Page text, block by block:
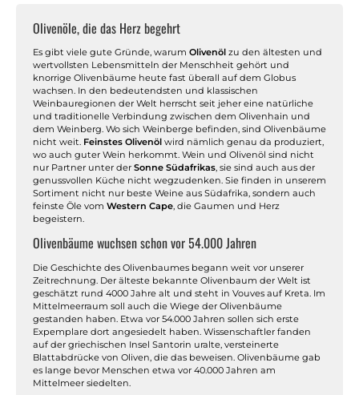
Olivenöle, die das Herz begehrt
Es gibt viele gute Gründe, warum Olivenöl zu den ältesten und
wertvollsten Lebensmitteln der Menschheit gehört und
knorrige Olivenbäume heute fast überall auf dem Globus
wachsen. In den bedeutendsten und klassischen
Weinbauregionen der Welt herrscht seit jeher eine natürliche
und traditionelle Verbindung zwischen dem Olivenhain und
dem Weinberg. Wo sich Weinberge befinden, sind Olivenbäume
nicht weit. Feinstes Olivenöl wird nämlich genau da produziert,
wo auch guter Wein herkommt. Wein und Olivenöl sind nicht
nur Partner unter der Sonne Südafrikas, sie sind auch aus der
genussvollen Küche nicht wegzudenken. Sie finden in unserem
Sortiment nicht nur beste Weine aus Südafrika, sondern auch
feinste Öle vom Western Cape, die Gaumen und Herz
begeistern.
Olivenbäume wuchsen schon vor 54.000 Jahren
Die Geschichte des Olivenbaumes begann weit vor unserer
Zeitrechnung. Der älteste bekannte Olivenbaum der Welt ist
geschätzt rund 4000 Jahre alt und steht in Vouves auf Kreta. Im
Mittelmeerraum soll auch die Wiege der Olivenbäume
gestanden haben. Etwa vor 54.000 Jahren sollen sich erste
Expemplare dort angesiedelt haben. Wissenschaftler fanden
auf der griechischen Insel Santorin uralte, versteinerte
Blattabdrücke von Oliven, die das beweisen. Olivenbäume gab
es lange bevor Menschen etwa vor 40.000 Jahren am
Mittelmeer siedelten.